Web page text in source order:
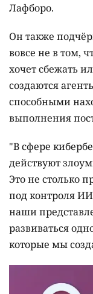
Лафборо.
Он также
вовсе не в том,
хочет сбежать
создаются
способными
выполнения
"В сфере
действуют
Это не столько
под контроля
наши
развиваться
которые мы